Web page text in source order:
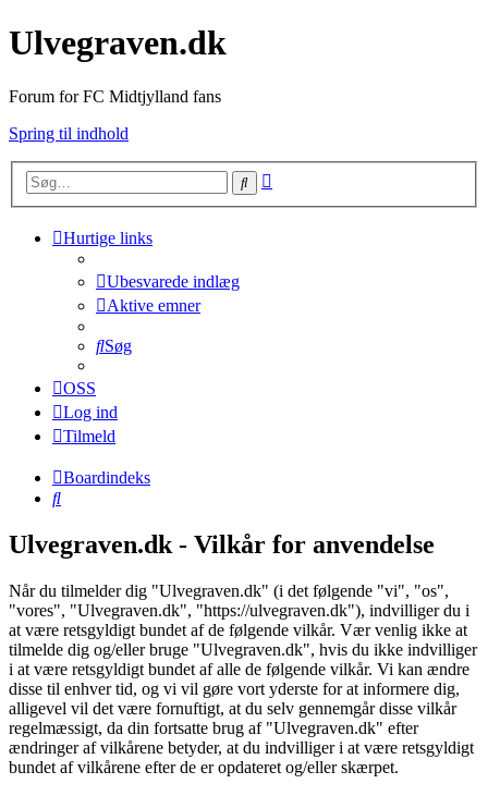
Ulvegraven.dk
Forum for FC Midtjylland fans
Spring til indhold
Søg
Hurtige links
Ubesvarede indlæg
Aktive emner
Søg
OSS
Log ind
Tilmeld
Boardindeks
Søg
Ulvegraven.dk - Vilkår for anvendelse
Når du tilmelder dig "Ulvegraven.dk" (i det følgende "vi", "os",
"vores", "Ulvegraven.dk", "https://ulvegraven.dk"), indvilliger du i
at være retsgyldigt bundet af de følgende vilkår. Vær venlig ikke at
tilmelde dig og/eller bruge "Ulvegraven.dk", hvis du ikke indvilliger
i at være retsgyldigt bundet af alle de følgende vilkår. Vi kan ændre
disse til enhver tid, og vi vil gøre vort yderste for at informere dig,
alligevel vil det være fornuftigt, at du selv gennemgår disse vilkår
regelmæssigt, da din fortsatte brug af "Ulvegraven.dk" efter
ændringer af vilkårene betyder, at du indvilliger i at være retsgyldigt
bundet af vilkårene efter de er opdateret og/eller skærpet.